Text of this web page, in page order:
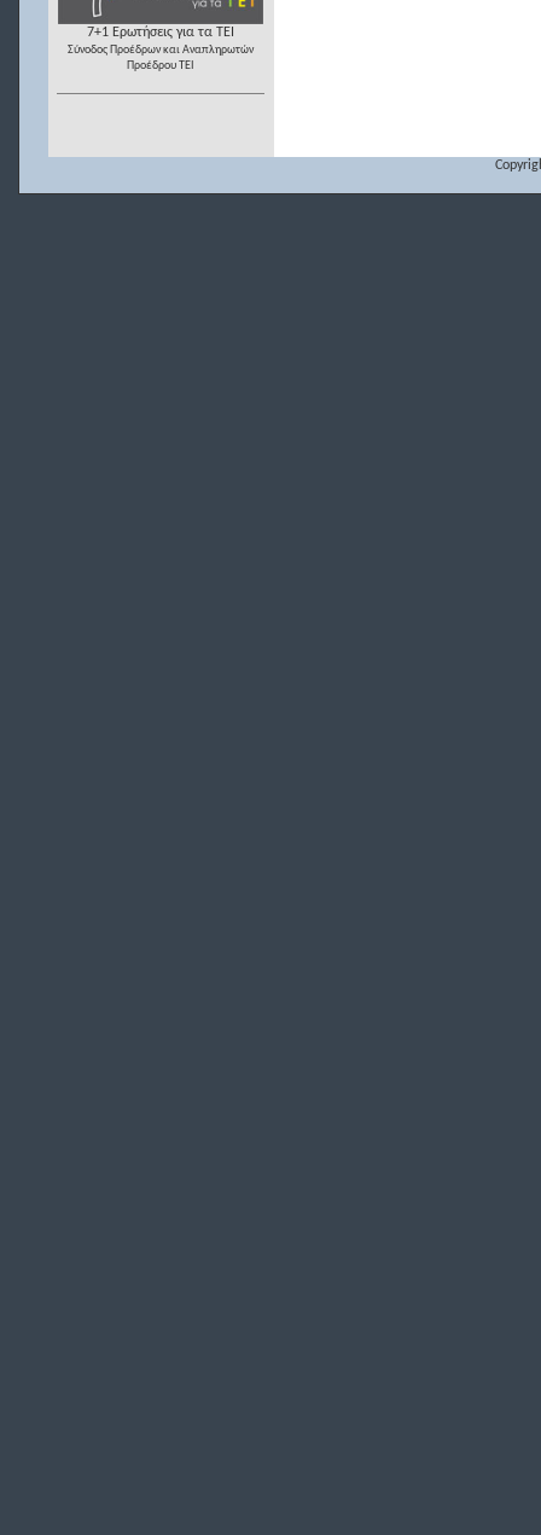
7+1 Ερωτήσεις για τα ΤΕΙ
Σύνοδος Προέδρων και Αναπληρωτών
Προέδρου ΤΕΙ